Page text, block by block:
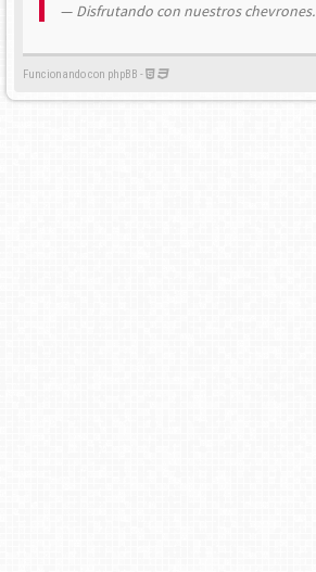
Disfrutando con nuestros chevrones.
Funcionando con phpBB -